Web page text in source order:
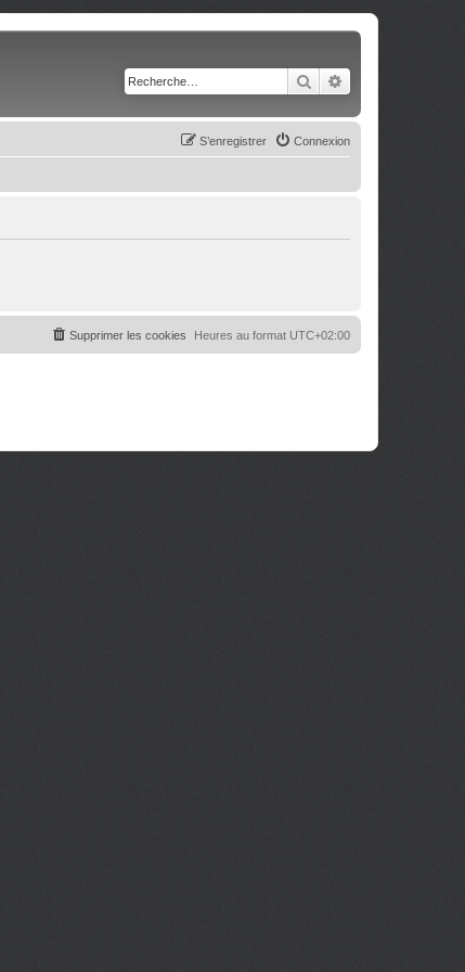
Rechercher
Connexion
S’enregistrer
Heures au format UTC+02:00
Supprimer les cookies